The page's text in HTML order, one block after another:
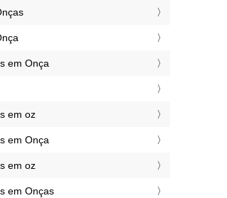
em Onça
em oz
em Onça
em oz
em Onças